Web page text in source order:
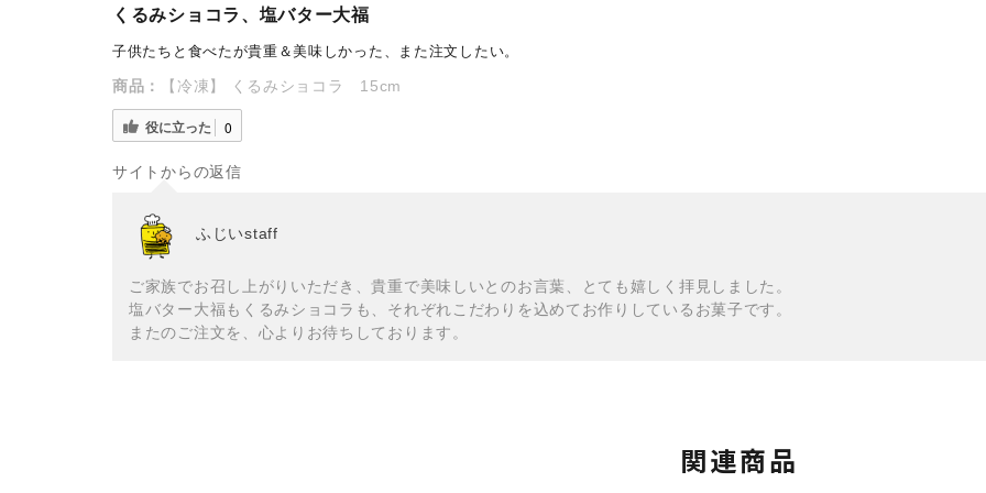
くるみショコラ、塩バター大福
子供たちと食べたが貴重＆美味しかった、また注文したい。
商品： 【冷凍】 くるみショコラ 15cm
役に立った 0
サイトからの返信
ふじいstaff
ご家族でお召し上がりいただき、貴重で美味しいとのお言葉、とても嬉しく拝見しました。
塩バター大福もくるみショコラも、それぞれこだわりを込めてお作りしているお菓子です。
またのご注文を、心よりお待ちしております。
関連商品